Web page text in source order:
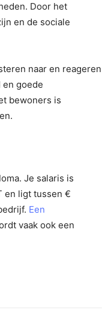
Door het
en de sociale
naar en reageren
goede
bewoners is
Je salaris is
en ligt tussen €
Een
vaak ook een